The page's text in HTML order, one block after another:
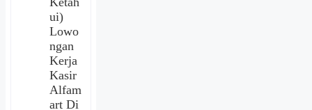
ui)
Lowo
ngan
Kerja
Kasir
Alfam
art Di